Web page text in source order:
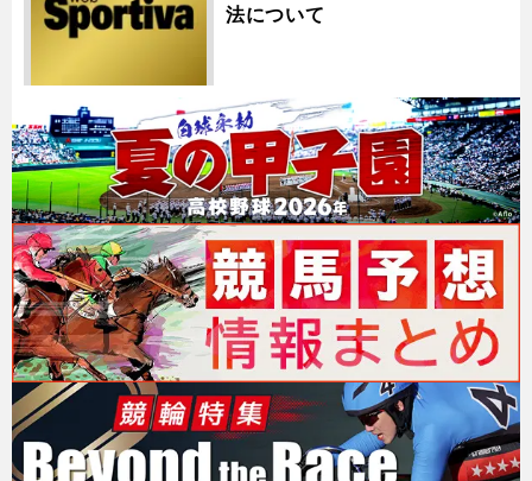
法について